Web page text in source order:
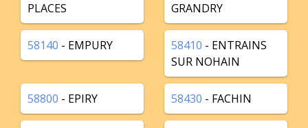
PLACES
GRANDRY
58140 - EMPURY 58410 - ENTRAINS
SUR NOHAIN
58800 - EPIRY 58430 - FACHIN